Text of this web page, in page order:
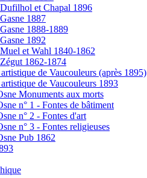
et Chapal 1896
1887
1888-1889
1892
et Wahl 1840-1862
1862-1874
de Vaucouleurs (après 1895)
de Vaucouleurs 1893
Monuments aux morts
n° 1 - Fontes de bâtiment
n° 2 - Fontes d'art
n° 3 - Fontes religieuses
Pub 1862